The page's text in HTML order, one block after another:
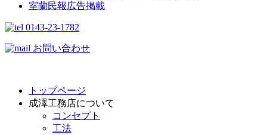
室蘭民報広告掲載
0143-23-1782
お問い合わせ
トップページ
成澤工務店について
コンセプト
工法